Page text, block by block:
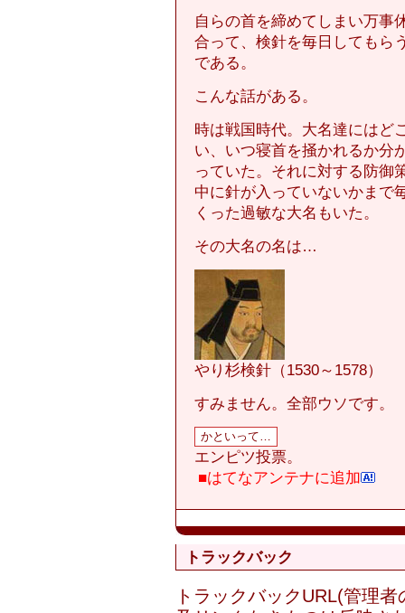
自らの首を締めてしまい万事
合って、検針を毎日してもら
である。
こんな話がある。
時は戦国時代。大名達にはど
い、いつ寝首を掻かれるか分
っていた。それに対する防御
中に針が入っていないかまで
くった過敏な大名もいた。
その大名の名は…
やり杉検針（1530～1578）
すみません。全部ウソです。
エンピツ投票。
■はてなアンテナに追加
トラックバック
トラックバックURL(管理